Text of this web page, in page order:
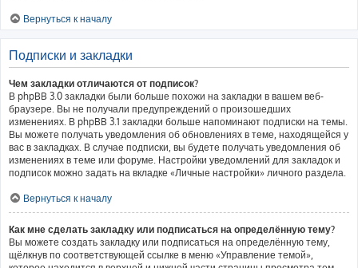
Вернуться к началу
Подписки и закладки
Чем закладки отличаются от подписок?
В phpBB 3.0 закладки были больше похожи на закладки в вашем веб-
браузере. Вы не получали предупреждений о произошедших
изменениях. В phpBB 3.1 закладки больше напоминают подписки на темы.
Вы можете получать уведомления об обновлениях в теме, находящейся у
вас в закладках. В случае подписки, вы будете получать уведомления об
изменениях в теме или форуме. Настройки уведомлений для закладок и
подписок можно задать на вкладке «Личные настройки» личного раздела.
Вернуться к началу
Как мне сделать закладку или подписаться на определённую тему?
Вы можете создать закладку или подписаться на определённую тему,
щёлкнув по соответствующей ссылке в меню «Управление темой»,